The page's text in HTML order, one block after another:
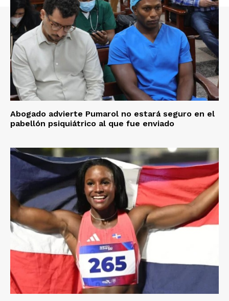
Abogado advierte Pumarol no estará seguro en el
pabellón psiquiátrico al que fue enviado